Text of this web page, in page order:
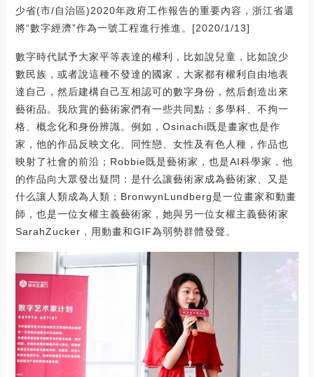
少省(市/自治區)2020年政府工作報告的重要內容，浙江省還
將“數字經濟”作為一號工程進行推進。[2020/1/13]
數字時代賦予大家平等表達的權利，比如說兒童，比如說少
數民族，或者說這種不發達的國家，大家都有權利自由地表
達自己，然后建構自己互相認可的數字身份，然后創造出來
藝術品。我欣賞的藝術家們有一些共同點：多學科、不拘一
格、概念化和身份辨識。例如，Osinachi既是畫家也是作
家，他的作品反映文化、同性戀、女性及有色人種，作品也
映射了社會的前沿；Robbie既是藝術家，也是AI科學家，他
的作品向大眾發出疑問：是什么讓藝術家成為藝術家、又是
什么讓人類成為人類；BronwynLundberg是一位畫家和動畫
師，也是一位女權主義藝術家，她與另一位女權主義藝術家
SarahZucker，用動畫和GIF為弱勢群體發聲。